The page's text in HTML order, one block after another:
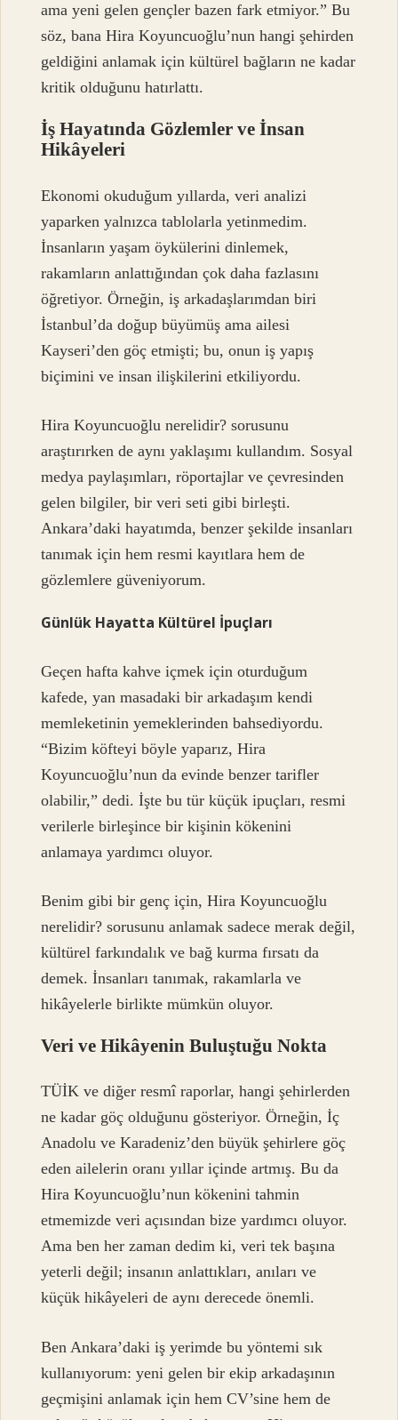
ama yeni gelen gençler bazen fark etmiyor.” Bu
söz, bana Hira Koyuncuoğlu’nun hangi şehirden
geldiğini anlamak için kültürel bağların ne kadar
kritik olduğunu hatırlattı.
İş Hayatında Gözlemler ve İnsan
Hikâyeleri
Ekonomi okuduğum yıllarda, veri analizi
yaparken yalnızca tablolarla yetinmedim.
İnsanların yaşam öykülerini dinlemek,
rakamların anlattığından çok daha fazlasını
öğretiyor. Örneğin, iş arkadaşlarımdan biri
İstanbul’da doğup büyümüş ama ailesi
Kayseri’den göç etmişti; bu, onun iş yapış
biçimini ve insan ilişkilerini etkiliyordu.
Hira Koyuncuoğlu nerelidir? sorusunu
araştırırken de aynı yaklaşımı kullandım. Sosyal
medya paylaşımları, röportajlar ve çevresinden
gelen bilgiler, bir veri seti gibi birleşti.
Ankara’daki hayatımda, benzer şekilde insanları
tanımak için hem resmi kayıtlara hem de
gözlemlere güveniyorum.
Günlük Hayatta Kültürel İpuçları
Geçen hafta kahve içmek için oturduğum
kafede, yan masadaki bir arkadaşım kendi
memleketinin yemeklerinden bahsediyordu.
“Bizim köfteyi böyle yaparız, Hira
Koyuncuoğlu’nun da evinde benzer tarifler
olabilir,” dedi. İşte bu tür küçük ipuçları, resmi
verilerle birleşince bir kişinin kökenini
anlamaya yardımcı oluyor.
Benim gibi bir genç için, Hira Koyuncuoğlu
nerelidir? sorusunu anlamak sadece merak değil,
kültürel farkındalık ve bağ kurma fırsatı da
demek. İnsanları tanımak, rakamlarla ve
hikâyelerle birlikte mümkün oluyor.
Veri ve Hikâyenin Buluştuğu Nokta
TÜİK ve diğer resmî raporlar, hangi şehirlerden
ne kadar göç olduğunu gösteriyor. Örneğin, İç
Anadolu ve Karadeniz’den büyük şehirlere göç
eden ailelerin oranı yıllar içinde artmış. Bu da
Hira Koyuncuoğlu’nun kökenini tahmin
etmemizde veri açısından bize yardımcı oluyor.
Ama ben her zaman dedim ki, veri tek başına
yeterli değil; insanın anlattıkları, anıları ve
küçük hikâyeleri de aynı derecede önemli.
Ben Ankara’daki iş yerimde bu yöntemi sık
kullanıyorum: yeni gelen bir ekip arkadaşının
geçmişini anlamak için hem CV’sine hem de